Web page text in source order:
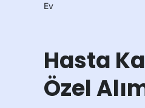
Ev
Hasta
Özel